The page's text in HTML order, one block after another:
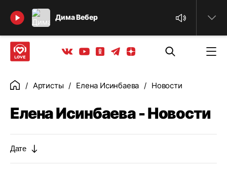
Дима Вебер
Найти
Вконтакте
YoutubeОдноклассники
ТелеграмЯндекс дзен
ГлавнаяАртисты Елена Исинбаева Новости
Елена Исинбаева - Новости
Дате